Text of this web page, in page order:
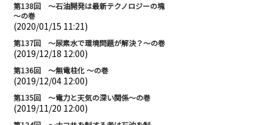
第138回 ～石油開発は最新テクノロジーの塊
～の巻
(2020/01/15 11:21)
第137回 ～尿素水で環境問題が解決？～の巻
(2019/12/18 12:00)
第136回 ～無電柱化 ～の巻
(2019/12/04 12:00)
第135回 ～電力と天気の深い関係～の巻
(2019/11/20 12:00)